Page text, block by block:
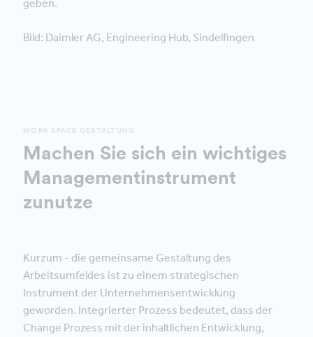
geben.
Bild: Daimler AG, Engineering Hub, Sindelfingen
WORK SPACE GESTALTUNG
Machen Sie sich ein wichtiges
Managementinstrument
zunutze
Kurzum - die gemeinsame Gestaltung des
Arbeitsumfeldes ist zu einem strategischen
Instrument der Unternehmensentwicklung
geworden. Integrierter Prozess bedeutet, dass der
Change Prozess mit der inhaltlichen Entwicklung,